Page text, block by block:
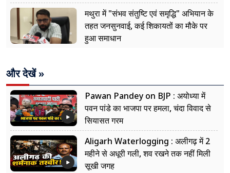
मथुरा में "संभव संतुष्टि एवं समृद्धि" अभियान के
तहत जनसुनवाई, कई शिकायतों का मौके पर
हुआ समाधान
और देखें »
Pawan Pandey on BJP : अयोध्या में
पवन पांडे का भाजपा पर हमला, चंदा विवाद से
सियासत गरम
Aligarh Waterlogging : अलीगढ़ में 2
महीने से अधूरी गली, शव रखने तक नहीं मिली
सूखी जगह